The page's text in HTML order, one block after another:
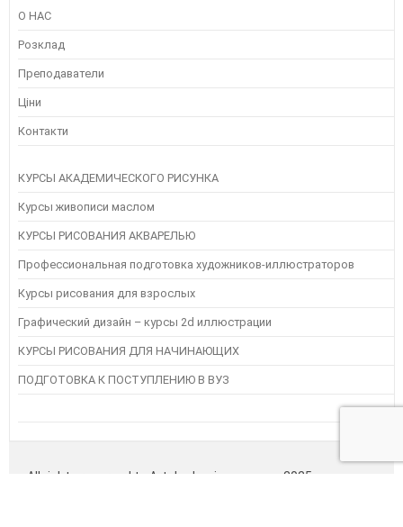
О НАС
Розклад
Преподаватели
Ціни
Контакти
КУРСЫ АКАДЕМИЧЕСКОГО РИСУНКА
Курсы живописи маслом
КУРСЫ РИСОВАНИЯ АКВАРЕЛЬЮ
Профессиональная подготовка художников-иллюстраторов
Курсы рисования для взрослых
Графический дизайн – курсы 2d иллюстрации
КУРСЫ РИСОВАНИЯ ДЛЯ НАЧИНАЮЩИХ
ПОДГОТОВКА К ПОСТУПЛЕНИЮ В ВУЗ
All rights reserved to Artakademia s.p.z.o.o - 2025